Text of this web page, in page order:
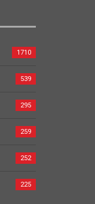
1710
539
295
259
252
225